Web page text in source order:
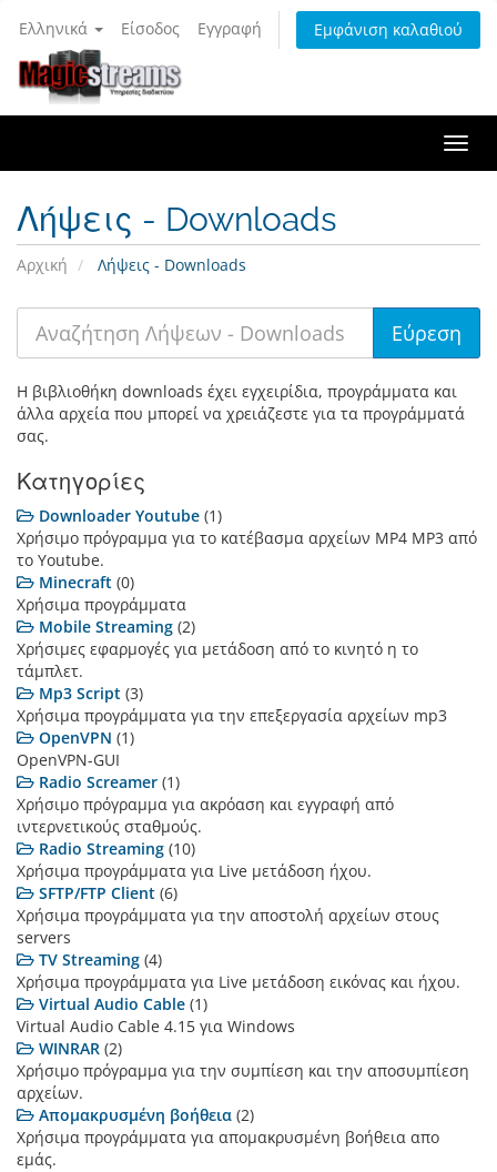
Ελληνικά Είσοδος Εγγραφή Εμφάνιση καλαθιού
Λήψεις - Downloads
Αρχική Λήψεις - Downloads
Η βιβλιοθήκη downloads έχει εγχειρίδια, προγράμματα και
άλλα αρχεία που μπορεί να χρειάζεστε για τα προγράμματά
σας.
Κατηγορίες
Downloader Youtube (1)
Χρήσιμο πρόγραμμα για το κατέβασμα αρχείων MP4 MP3 από
το Youtube.
Minecraft (0)
Χρήσιμα προγράμματα
Mobile Streaming (2)
Χρήσιμες εφαρμογές για μετάδοση από το κινητό η το
τάμπλετ.
Mp3 Script (3)
Χρήσιμα προγράμματα για την επεξεργασία αρχείων mp3
OpenVPN (1)
OpenVPN-GUI
Radio Screamer (1)
Χρήσιμο πρόγραμμα για ακρόαση και εγγραφή από
ιντερνετικούς σταθμούς.
Radio Streaming (10)
Χρήσιμα προγράμματα για Live μετάδοση ήχου.
SFTP/FTP Client (6)
Χρήσιμα προγράμματα για την αποστολή αρχείων στους
servers
TV Streaming (4)
Χρήσιμα προγράμματα για Live μετάδοση εικόνας και ήχου.
Virtual Audio Cable (1)
Virtual Audio Cable 4.15 για Windows
WINRAR (2)
Χρήσιμο πρόγραμμα για την συμπίεση και την αποσυμπίεση
αρχείων.
Απομακρυσμένη βοήθεια (2)
Χρήσιμα προγράμματα για απομακρυσμένη βοήθεια απο
εμάς.